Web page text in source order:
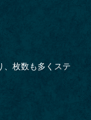
、枚数も多くステ